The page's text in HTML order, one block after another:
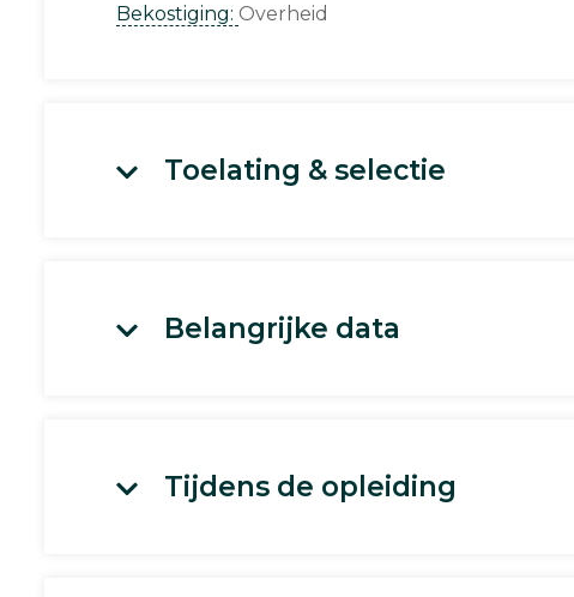
Bekostiging: Overheid
Toelating & selectie
Belangrijke data
Tijdens de opleiding